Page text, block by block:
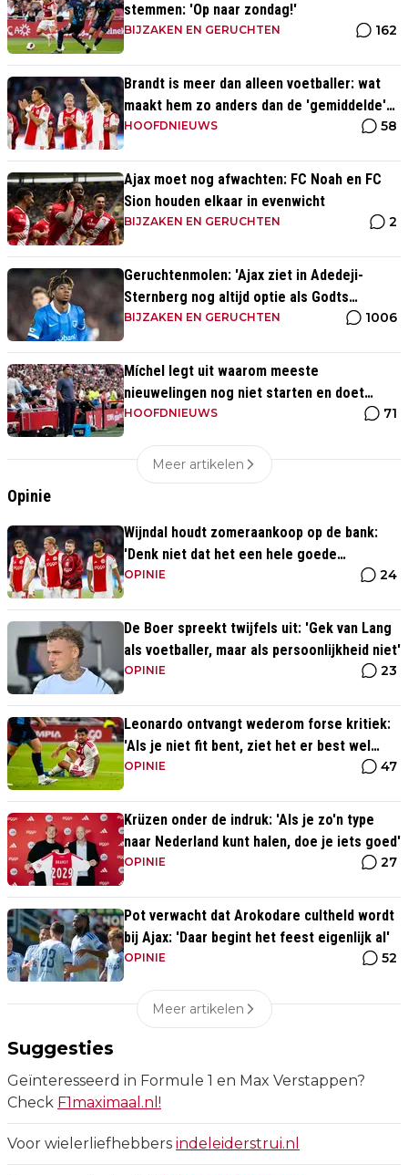
stemmen: 'Op naar zondag!'
BIJZAKEN EN GERUCHTEN 162
Brandt is meer dan alleen voetballer: wat
maakt hem zo anders dan de 'gemiddelde'
voetballer?
HOOFDNIEUWS 58
Ajax moet nog afwachten: FC Noah en FC
Sion houden elkaar in evenwicht
BIJZAKEN EN GERUCHTEN 2
Geruchtenmolen: 'Ajax ziet in Adedeji-
Sternberg nog altijd optie als Godts
vertrekt'
BIJZAKEN EN GERUCHTEN 1006
Míchel legt uit waarom meeste
nieuwelingen nog niet starten en doet
beroep op Godts
HOOFDNIEUWS 71
Meer artikelen
Opinie
Wijndal houdt zomeraankoop op de bank:
'Denk niet dat het een hele goede
verdediger is'
OPINIE 24
De Boer spreekt twijfels uit: 'Gek van Lang
als voetballer, maar als persoonlijkheid niet'
OPINIE 23
Leonardo ontvangt wederom forse kritiek:
'Als je niet fit bent, ziet het er best wel
slecht uit'
OPINIE 47
Krüzen onder de indruk: 'Als je zo'n type
naar Nederland kunt halen, doe je iets goed'
OPINIE 27
Pot verwacht dat Arokodare cultheld wordt
bij Ajax: 'Daar begint het feest eigenlijk al'
OPINIE 52
Meer artikelen
Suggesties
Geïnteresseerd in Formule 1 en Max Verstappen?
Check F1maximaal.nl!
Voor wielerliefhebbers indeleiderstrui.nl